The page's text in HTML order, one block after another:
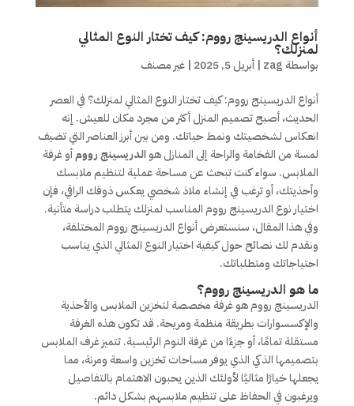
أنواع الدريسينج رووم: كيف تختار النوع المثالي
لمنزلك؟
بواسطة zag
| أبريل 5, 2025 | غير مصنف
أنواع الدريسينج رووم: كيف تختار النوع المثالي لمنزلك؟ في العصر
الحديث، أصبح تصميم المنزل أكثر من مجرد مكان للعيش. إنه
انعكاس لشخصيتك ونمط حياتك. ومن بين أبرز العناصر التي تضيف
لمسة من الفخامة والراحة إلى المنازل هو الدريسينج روومأو غرفة
الملابس. سواء كنت تبحث عن مساحة عملية لتنظيم ملابسك
وأحذيتك، أو ترغب في إنشاء ملاذ شخصي يعكس ذوقك الراقي، فإن
اختيار نوع الدريسينج رووم المناسب لمنزلك يتطلب دراسة متأنية.
وفي هذا المقال، سنستعرض أنواع الدريسينج رووم المختلفة،
ونقدم لك نصائح حول كيفية اختيار النوع المثالي الذي يناسب
احتياجاتك ومتطلباتك.
ما هو الدريسينج رووم؟
الدريسينج رووم هو غرفة مخصصة لتخزين الملابس والأحذية
والإكسسوارات بطريقة منظمة ومريحة. قد تكون هذه الغرفة
مستقلة تمامًا، أو جزءًا من غرفة النوم الرئيسية. تتميز غرف الملابس
بتصميمها الذكي الذي يوفر مساحات تخزين واسعة ومرنة، مما
يجعلها خيارًا مثاليًا لأولئك الذين يحبون الاهتمام بالتفاصيل
ويرغبون في الحفاظ على تنظيم ملابسهم بشكل دائم.